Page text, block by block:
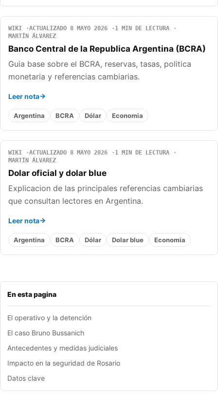
En esta pagina
El operativo y la detención
El caso Bruno Bussanich
Antecedentes y medidas judiciales
Impacto en la seguridad de Rosario
Datos clave
WIKI ACTUALIZADO 8 MAYO 2026
1 MIN DE LECTURA
MARTÍN ÁLVAREZ
Banco Central de la Republica Argentina (BCRA)
Guia base sobre el BCRA, reservas, tasas, politica
monetaria y referencias cambiarias.
Leer nota
Argentina BCRA Dólar Economia
WIKI ACTUALIZADO 8 MAYO 2026
1 MIN DE LECTURA
MARTÍN ÁLVAREZ
Dolar oficial y dolar blue
Explicacion de las principales referencias cambiarias
que consultan lectores en Argentina.
Leer nota
Argentina BCRA Dólar Dolar blue Economia